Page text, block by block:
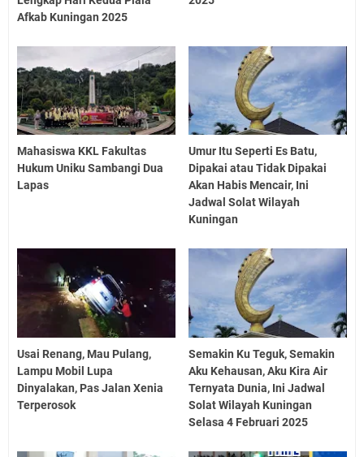
Afkab Kuningan 2025
Mahasiswa KKL Fakultas
Hukum Uniku Sambangi Dua
Lapas
Umur Itu Seperti Es Batu,
Dipakai atau Tidak Dipakai
Akan Habis Mencair, Ini
Jadwal Solat Wilayah
Kuningan
Usai Renang, Mau Pulang,
Lampu Mobil Lupa
Dinyalakan, Pas Jalan Xenia
Terperosok
Semakin Ku Teguk, Semakin
Aku Kehausan, Aku Kira Air
Ternyata Dunia, Ini Jadwal
Solat Wilayah Kuningan
Selasa 4 Februari 2025